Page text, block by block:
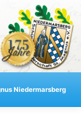
Niedermarsberg